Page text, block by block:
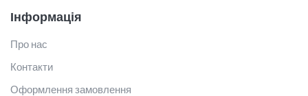
Інформація
Про нас
Контакти
Оформлення замовлення